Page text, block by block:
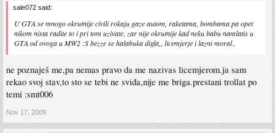
sale072 said:
U GTA se mnogo okrutnije civili rokaju gaze autom, raketama, bombama pa opet
nikom nista radite to i pri tom uzivate, zar nije okrutnije kad neku babu namlatis u
GTA od ovoga u MW2 :S bezze se halabuka digla,, licemjerje i lazni moral..
ne poznaješ me,pa nemas pravo da me nazivas licemjerom.ja sam
rekao svoj stav,to sto se tebi ne sviđa,nije me briga.prestani trollat po
temi :smt006
Nov 17, 2009